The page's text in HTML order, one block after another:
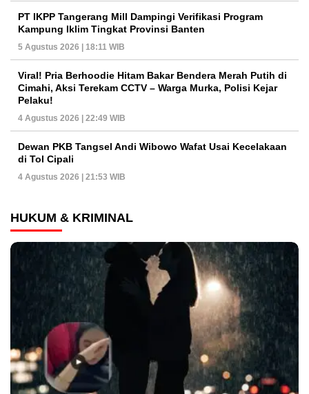
PT IKPP Tangerang Mill Dampingi Verifikasi Program
Kampung Iklim Tingkat Provinsi Banten
5 Agustus 2026 | 18:11 WIB
Viral! Pria Berhoodie Hitam Bakar Bendera Merah Putih di
Cimahi, Aksi Terekam CCTV – Warga Murka, Polisi Kejar
Pelaku!
4 Agustus 2026 | 22:49 WIB
Dewan PKB Tangsel Andi Wibowo Wafat Usai Kecelakaan
di Tol Cipali
4 Agustus 2026 | 21:53 WIB
HUKUM & KRIMINAL